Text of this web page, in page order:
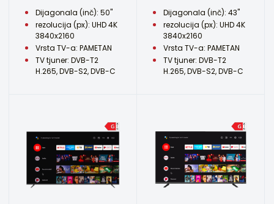
Dijagonala (inč): 50"
rezolucija (px): UHD 4K
3840x2160
Vrsta TV-a: PAMETAN
TV tjuner: DVB-T2
H.265, DVB-S2, DVB-C
Dijagonala (inč): 43"
rezolucija (px): UHD 4K
3840x2160
Vrsta TV-a: PAMETAN
TV tjuner: DVB-T2
H.265, DVB-S2, DVB-C